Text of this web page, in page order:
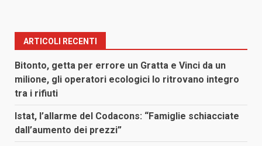
ARTICOLI RECENTI
Bitonto, getta per errore un Gratta e Vinci da un
milione, gli operatori ecologici lo ritrovano integro
tra i rifiuti
Istat, l’allarme del Codacons: “Famiglie schiacciate
dall’aumento dei prezzi”